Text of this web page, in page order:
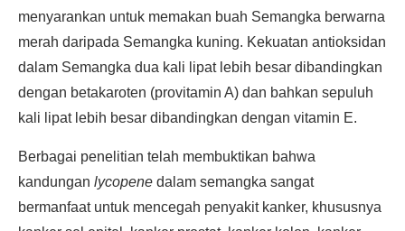
menyarankan untuk memakan buah Semangka berwarna
merah daripada Semangka kuning. Kekuatan antioksidan
dalam Semangka dua kali lipat lebih besar dibandingkan
dengan betakaroten (provitamin A) dan bahkan sepuluh
kali lipat lebih besar dibandingkan dengan vitamin E.
Berbagai penelitian telah membuktikan bahwa
kandungan lycopene dalam semangka sangat
bermanfaat untuk mencegah penyakit kanker, khususnya